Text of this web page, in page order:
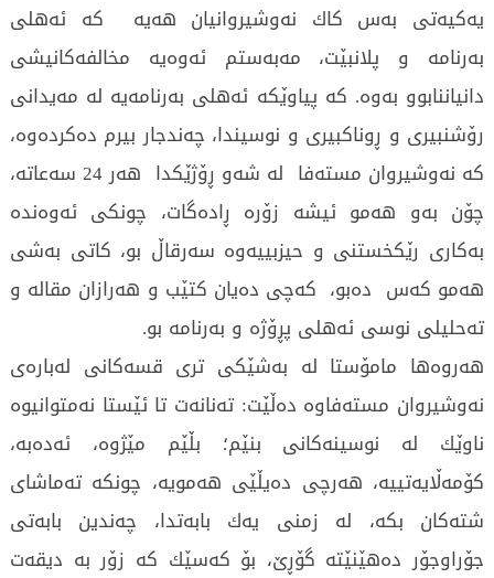
یەكیەتی بەس كاك نەوشیروانیان هەیە كە ئەهلی
بەرنامە و پلانبێت، مەبەستم ئەوەیە مخالفەكانیشی
دانیاننابوو بەوە. كە پیاوێكە ئەهلی بەرنامەیە لە مەیدانی
رۆشنبیری و ڕوناكبیری و نوسیندا، چەندجار بیرم دەكردەوە،
كە نەوشیروان مستەفا لە شەو ڕۆژێكدا هەر 24 سەعاتە،
چۆن بەو هەمو ئیشە زۆرە ڕادەگات، چونكی ئەوەندە
بەكاری رێكخستنی و حیزبییەوە سەرقاڵ بو، كاتی بەشی
هەمو كەس دەبو، كەچی دەیان كتێب و هەرازان مقالە و
تەحلیلی نوسی ئەهلی پڕۆژە و بەرنامە بو.
هەروەها مامۆستا لە بەشێکی تری قسەکانی لەبارەی
نەوشیروان مستەفاوە دەڵێت: تەنانەت تا ئێستا نەمتوانیوە
ناوێك لە نوسینەكانی بنێم؛ بڵێم مێژوە، ئەدەبە،
كۆمەڵایەتییە، هەرچی دەیڵێی هەمویە، چونكە تەماشای
شتەكان بكە، لە زمنی یەك بابەتدا، چەندین بابەتی
جۆراوجۆر دەهێنێتە گۆڕێ، بۆ كەسێك كە زۆر بە دیقەت